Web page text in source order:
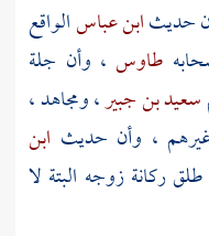
حديثابن عباسالواقع
طاوس ، وأن جلة
سعيد بن جبير،ومجاهد،
، وأن حديث ابن
طلقركانةزوجه البتة لا